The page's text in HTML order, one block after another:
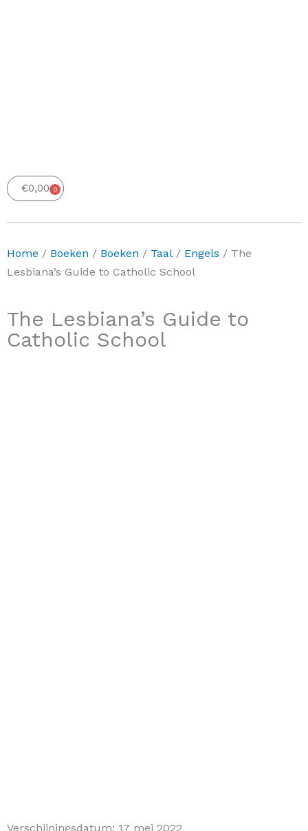
€0,00 0
Winkelwagen
Home / Boeken / Boeken / Taal / Engels / The
Lesbiana’s Guide to Catholic School
The Lesbiana’s Guide to
Catholic School
Verschijningsdatum: 17 mei 2022